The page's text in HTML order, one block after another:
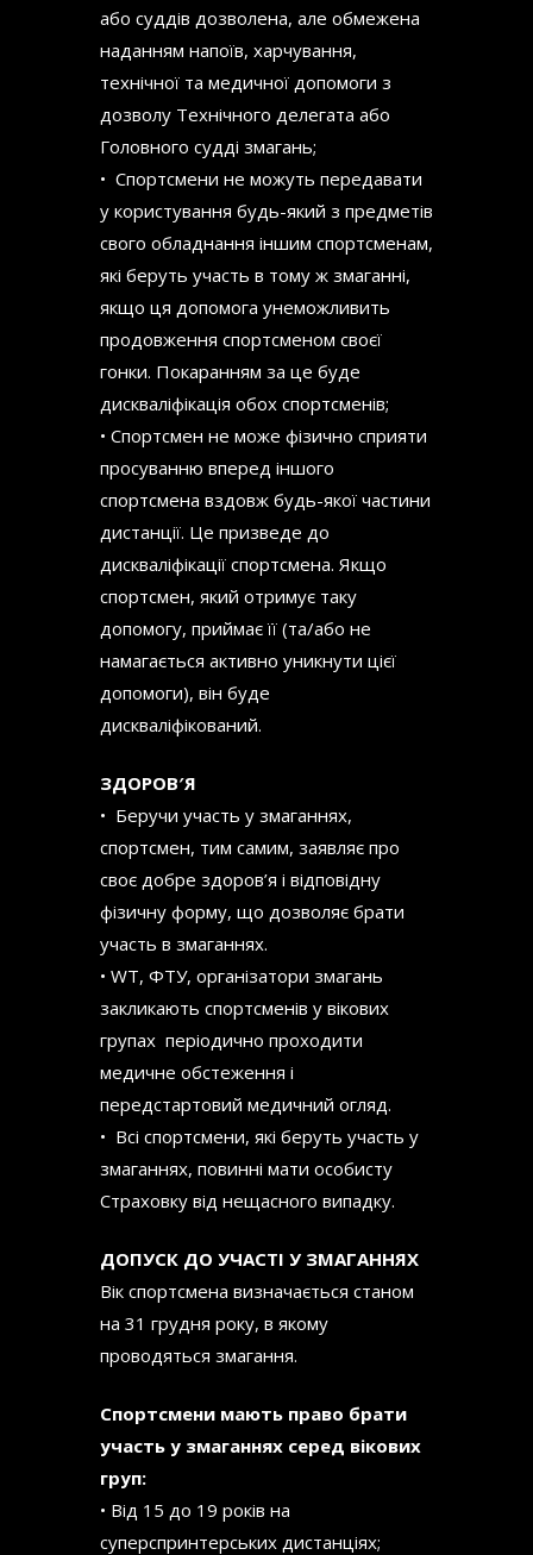
або суддів дозволена, але обмежена
наданням напоїв, харчування,
технічної та медичної допомоги з
дозволу Технічного делегата або
Головного судді змагань;
• Спортсмени не можуть передавати
у користування будь-який з предметів
свого обладнання іншим спортсменам,
які беруть участь в тому ж змаганні,
якщо ця допомога унеможливить
продовження спортсменом своєї
гонки. Покаранням за це буде
дискваліфікація обох спортсменів;
• Спортсмен не може фізично сприяти
просуванню вперед іншого
спортсмена вздовж будь-якої частини
дистанції. Це призведе до
дискваліфікації спортсмена. Якщо
спортсмен, який отримує таку
допомогу, приймає її (та/або не
намагається активно уникнути цієї
допомоги), він буде
дискваліфікований.
ЗДОРОВ′Я
• Беручи участь у змаганнях,
спортсмен, тим самим, заявляє про
своє добре здоров’я і відповідну
фізичну форму, що дозволяє брати
участь в змаганнях.
• WT, ФТУ, організатори змагань
закликають спортсменів у вікових
групах періодично проходити
медичне обстеження і
передстартовий медичний огляд.
• Всі спортсмени, які беруть участь у
змаганнях, повинні мати особисту
Страховку від нещасного випадку.
ДОПУСК ДО УЧАСТІ У ЗМАГАННЯХ
Вік спортсмена визначається станом
на 31 грудня року, в якому
проводяться змагання.
Спортсмени мають право брати
участь у змаганнях серед вікових
груп:
• Від 15 до 19 років на
суперспринтерських дистанціях;